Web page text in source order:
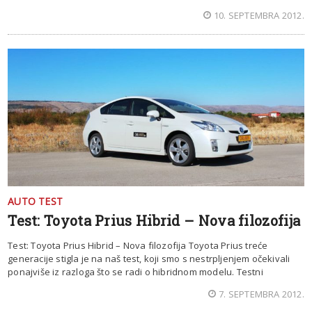
10. SEPTEMBRA 2012.
AUTO TEST
Test: Toyota Prius Hibrid – Nova filozofija
Test: Toyota Prius Hibrid – Nova filozofija Toyota Prius treće
generacije stigla je na naš test, koji smo s nestrpljenjem očekivali
ponajviše iz razloga što se radi o hibridnom modelu. Testni
7. SEPTEMBRA 2012.